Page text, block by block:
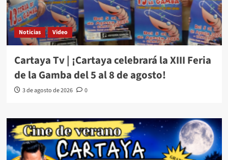
Noticias Video
Cartaya Tv | ¡Cartaya celebrará la XIII Feria
de la Gamba del 5 al 8 de agosto!
3 de agosto de 2026 0